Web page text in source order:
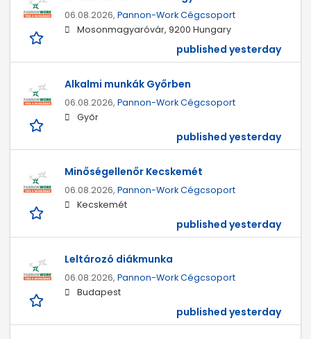
06.08.2026, Pannon-Work Cégcsoport
Mosonmagyaróvár, 9200 Hungary
published yesterday
Alkalmi munkák Győrben
06.08.2026, Pannon-Work Cégcsoport
Győr
published yesterday
Minőségellenőr Kecskemét
06.08.2026, Pannon-Work Cégcsoport
Kecskemét
published yesterday
Leltározó diákmunka
06.08.2026, Pannon-Work Cégcsoport
Budapest
published yesterday